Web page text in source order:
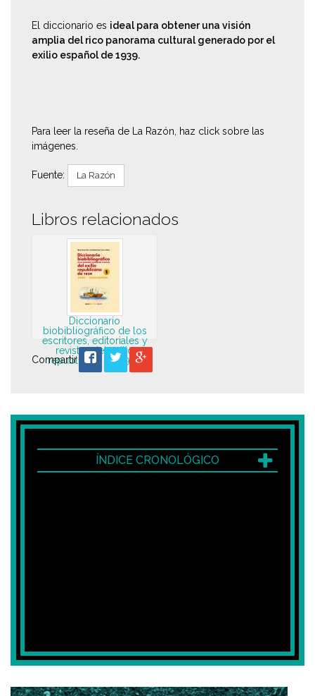
El diccionario es ideal para obtener una visión
amplia del rico panorama cultural generado por el
exilio español de 1939.
Para leer la reseña de La Razón, haz click sobre las
imágenes.
Fuente: La Razón
Libros relacionados
Diccionario
biobibliográfico de los
escritores, editoriales y
revistas del exilio
republicano de 1939
Compartir
ÍNDICE CRONOLÓGICO